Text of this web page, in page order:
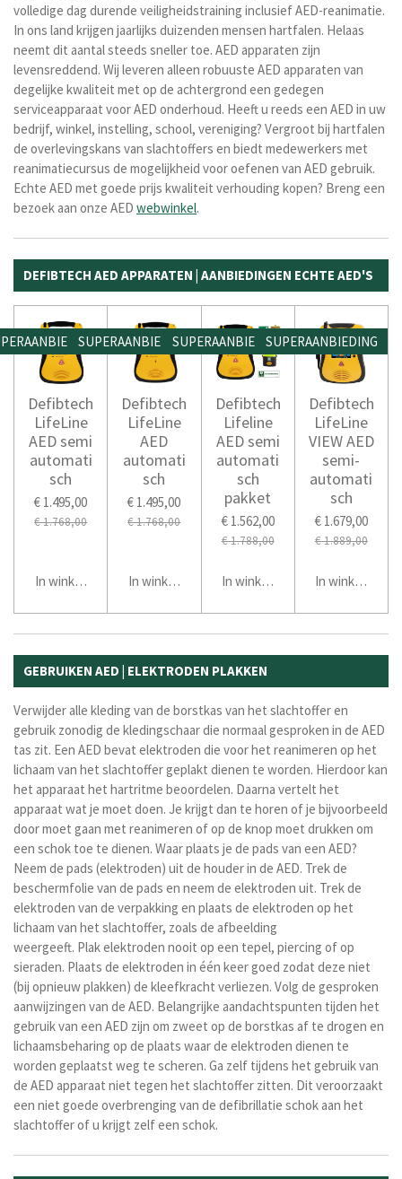
volledige dag durende veiligheidstraining inclusief AED-reanimatie.
In ons land krijgen jaarlijks duizenden mensen hartfalen. Helaas
neemt dit aantal steeds sneller toe. AED apparaten zijn
levensreddend. Wij leveren alleen robuuste AED apparaten van
degelijke kwaliteit met op de achtergrond een gedegen
serviceapparaat voor AED onderhoud. Heeft u reeds een AED in uw
bedrijf, winkel, instelling, school, vereniging? Vergroot bij hartfalen
de overlevingskans van slachtoffers en biedt medewerkers met
reanimatiecursus de mogelijkheid voor oefenen van AED gebruik.
Echte AED met goede prijs kwaliteit verhouding kopen? Breng een
bezoek aan onze AED webwinkel.
DEFIBTECH AED APPARATEN | AANBIEDINGEN ECHTE AED'S
Defibtech
LifeLine
AED semi
automati
sch
€ 1.495,00
€ 1.768,00
In winkelwagen
SUPERAANBIEDING
Defibtech
LifeLine
AED
automati
sch
€ 1.495,00
€ 1.768,00
In winkelwagen
SUPERAANBIEDING
Defibtech
Lifeline
AED semi
automati
sch
pakket
€ 1.562,00
€ 1.788,00
In winkelwagen
SUPERAANBIEDING
Defibtech
LifeLine
VIEW AED
semi-
automati
sch
€ 1.679,00
€ 1.889,00
In winkelwagen
GEBRUIKEN AED | ELEKTRODEN PLAKKEN
Verwijder alle kleding van de borstkas van het slachtoffer en
gebruik zonodig de kledingschaar die normaal gesproken in de AED
tas zit. Een AED bevat elektroden die voor het reanimeren op het
lichaam van het slachtoffer geplakt dienen te worden. Hierdoor kan
het apparaat het hartritme beoordelen. Daarna vertelt het
apparaat wat je moet doen. Je krijgt dan te horen of je bijvoorbeeld
door moet gaan met reanimeren of op de knop moet drukken om
een schok toe te dienen. Waar plaats je de pads van een AED?
Neem de pads (elektroden) uit de houder in de AED. Trek de
beschermfolie van de pads en neem de elektroden uit. Trek de
elektroden van de verpakking en plaats de elektroden op het
lichaam van het slachtoffer, zoals de afbeelding
weergeeft. Plakelektroden nooit op een tepel, piercing of op
sieraden. Plaats de elektroden in één keergoed zodat deze niet
(bij opnieuw plakken) de kleefkracht verliezen. Volg de gesproken
aanwijzingen van de AED. Belangrijke aandachtspunten tijden het
gebruik van een AED zijn om zweet op de borstkas af te drogen en
lichaamsbeharing op de plaats waar de elektroden dienen te
worden geplaatst weg te scheren. Ga zelf tijdens het gebruik van
de AED apparaat niet tegen het slachtoffer zitten. Dit veroorzaakt
een niet goede overbrenging van de defibrillatie schok aan het
slachtoffer of u krijgt zelf een schok.